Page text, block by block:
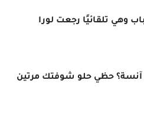
وهي تلقائيًا رجعت لورا
آنسة؟ حظي حلو شوفتك مرتين